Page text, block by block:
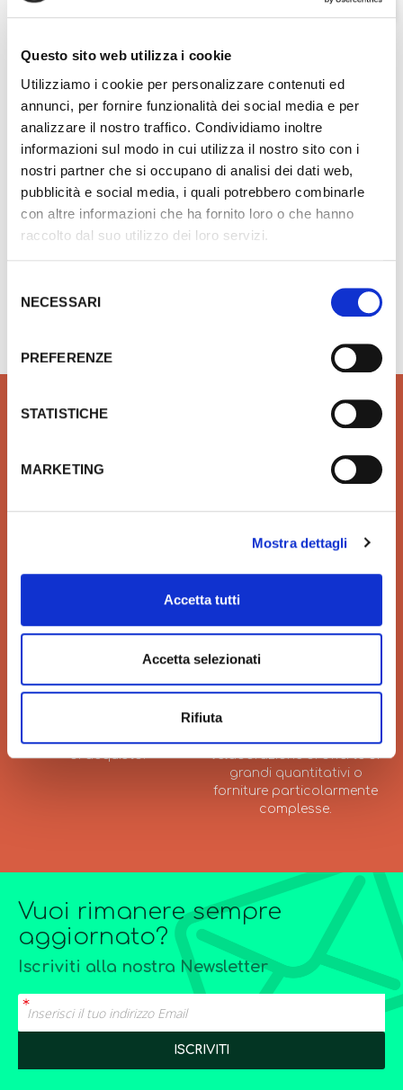
Questo sito web utilizza i cookie
Utilizziamo i cookie per personalizzare contenuti ed
annunci, per fornire funzionalità dei social media e per
analizzare il nostro traffico. Condividiamo inoltre
informazioni sul modo in cui utilizza il nostro sito con i
nostri partner che si occupano di analisi dei dati web,
pubblicità e social media, i quali potrebbero combinarle
con altre informazioni che ha fornito loro o che hanno
raccolto dal suo utilizzo dei loro servizi.
delNECESSARI
PREFERENZE
STATISTICHE
MARKETING
Mostra dettagli
Accetta tutti
Accetta selezionati
Rifiuta
prodotti
per impianti
Scopri di più
Hai bisogno di aiuto?
info@rubinetteria.com
dal Lunedì al Venerdì 8.30 - 12.00 / 13.30 - 18.00
QUALITÀ SICUREZZA
sistema più sicuro per
la tua tutela.
VELOCITÀ
Velocità di consegna per
di acquisto.
GRANDI ORDINI
l’elaborazione di offerte di
grandi quantitativi o
forniture particolarmente
complesse.
Vuoi rimanere sempre
aggiornato?
Iscriviti alla nostra Newsletter